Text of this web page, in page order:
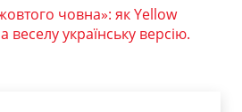
човна»: як Yellow
українську версію.